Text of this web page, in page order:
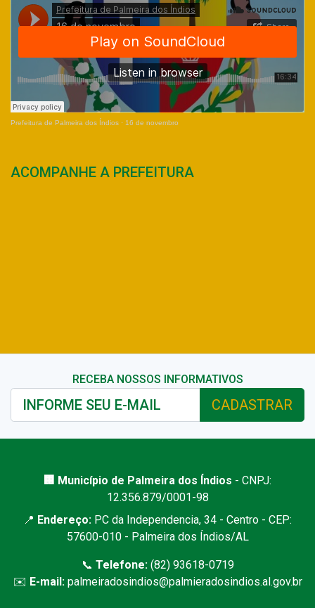
Prefeitura de Palmeira dos Índios · 16 de novembro
ACOMPANHE A PREFEITURA
RECEBA NOSSOS INFORMATIVOS
CADASTRAR
🏢 Município de Palmeira dos Índios - CNPJ:
12.356.879/0001-98
📍 Endereço: PC da Independencia, 34 - Centro - CEP:
57600-010 - Palmeira dos Índios/AL
📞 Telefone:(82) 93618-0719
✉️ E-mail: palmeiradosindios@palmieradosindios.al.gov.br